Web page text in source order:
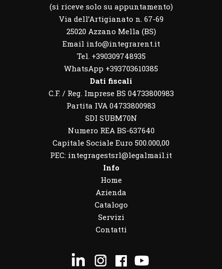
(si riceve solo su appuntamento)
Via dell’Artigianato n. 67-69
25020 Azzano Mella (BS)
Email info@integrarent.it
Tel. +390309748935
WhatsApp +393703610385
Dati fiscali
C.F. / Reg. Imprese BS 04733800983
Partita IVA 04733800983
SDI SUBM70N
Numero REA BS-637640
Capitale Sociale Euro 500.000,00
PEC: integragestsrl@legalmail.it
Info
Home
Azienda
Catalogo
Servizi
Contatti